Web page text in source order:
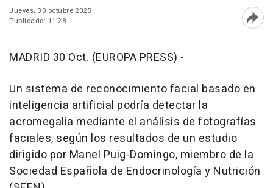
Jueves, 30 octubre 2025
Publicado: 11:28
MADRID 30 Oct. (EUROPA PRESS) -
Un sistema de reconocimiento facial basado en
inteligencia artificial podría detectar la
acromegalia mediante el análisis de fotografías
faciales, según los resultados de un estudio
dirigido por Manel Puig-Domingo, miembro de la
Sociedad Española de Endocrinología y Nutrición